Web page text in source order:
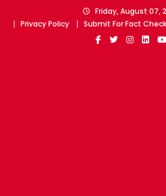
Friday, August 07,
Privacy Policy
Submit For Fact Check